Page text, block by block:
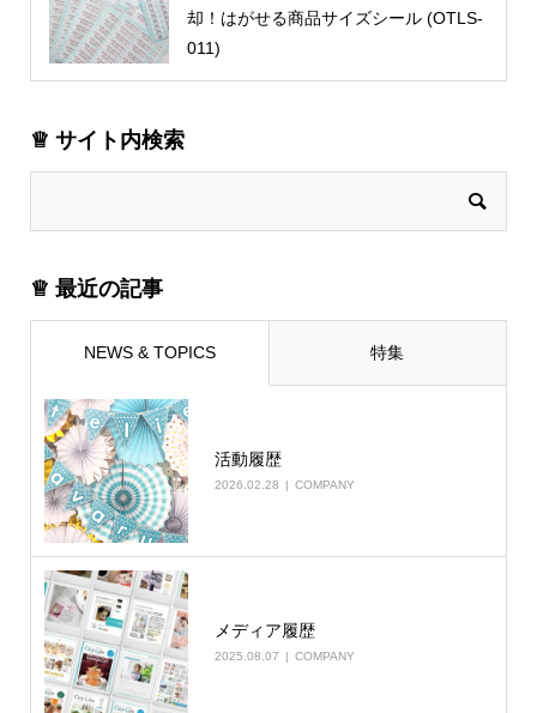
却！はがせる商品サイズシール (OTLS-
011)
♕ サイト内検索
♕ 最近の記事
NEWS & TOPICS 特集
活動履歴
2026.02.28 COMPANY
メディア履歴
2025.08.07 COMPANY